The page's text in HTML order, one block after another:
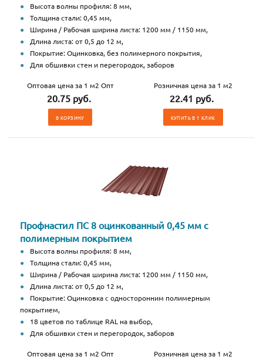
Высота волны профиля: 8 мм,
Толщина стали: 0,45 мм,
Ширина / Рабочая ширина листа: 1200 мм / 1150 мм,
Длина листа: от 0,5 до 12 м,
Покрытие: Оцинковка, без полимерного покрытия,
Для обшивки стен и перегородок, заборов
Оптовая цена за 1 м2 Опт
20.75 руб.
В КОРЗИНУ
Розничная цена за 1 м2
22.41 руб.
КУПИТЬ В 1 КЛИК
Профнастил ПС 8 оцинкованный 0,45 мм с
полимерным покрытием
Высота волны профиля: 8 мм,
Толщина стали: 0,45 мм,
Ширина / Рабочая ширина листа: 1200 мм / 1150 мм,
Длина листа: от 0,5 до 12 м,
Покрытие: Оцинковка с односторонним полимерным
покрытием,
18 цветов по таблице RAL на выбор,
Для обшивки стен и перегородок, заборов
Оптовая цена за 1 м2 Опт Розничная цена за 1 м2